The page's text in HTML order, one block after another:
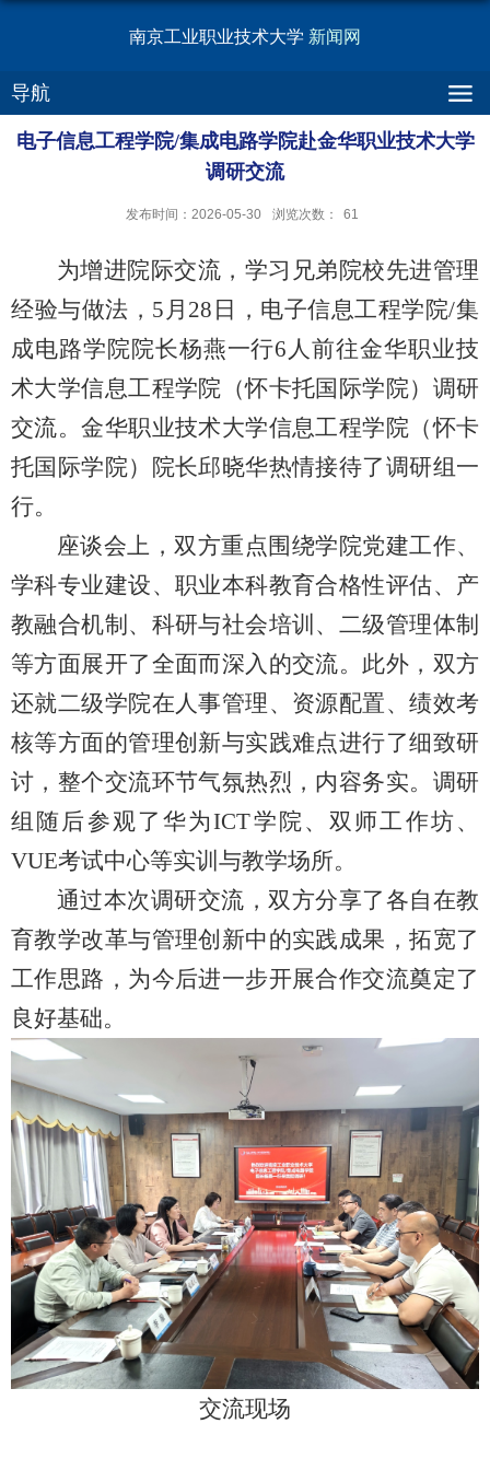
南京工业职业技术大学 新闻网
导航
电子信息工程学院/集成电路学院赴金华职业技术大学
调研交流
发布时间：2026-05-30 浏览次数： 61
为增进院际交流，学习兄弟院校先进管理
经验与做法，5月28日，电子信息工程学院/集
成电路学院院长杨燕一行6人前往金华职业技
术大学信息工程学院（怀卡托国际学院）调研
交流。金华职业技术大学信息工程学院（怀卡
托国际学院）院长邱晓华热情接待了调研组一
行。
座谈会上，双方重点围绕学院党建工作、
学科专业建设、职业本科教育合格性评估、产
教融合机制、科研与社会培训、二级管理体制
等方面展开了全面而深入的交流。此外，双方
还就二级学院在人事管理、资源配置、绩效考
核等方面的管理创新与实践难点进行了细致研
讨，整个交流环节气氛热烈，内容务实。调研
组随后参观了华为ICT学院、双师工作坊、
VUE考试中心等实训与教学场所。
通过本次调研交流，双方分享了各自在教
育教学改革与管理创新中的实践成果，拓宽了
工作思路，为今后进一步开展合作交流奠定了
良好基础。
交流现场